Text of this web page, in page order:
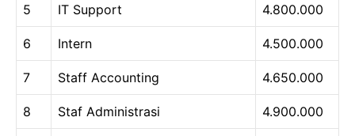
5 IT Support 4.800.000
6 Intern 4.500.000
7 Staff Accounting 4.650.000
8 Staf Administrasi 4.900.000